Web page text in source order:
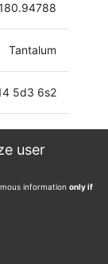
user
information only if
Tantalum
5d3 6s2